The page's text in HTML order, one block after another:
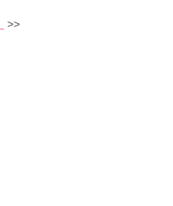
>>